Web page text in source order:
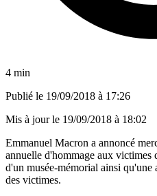
4 min
Publié le 19/09/2018 à 17:26
Mis à jour le 19/09/2018 à 18:02
Emmanuel Macron a annoncé
annuelle d'hommage aux victimes
d'un musée-mémorial ainsi
des victimes.